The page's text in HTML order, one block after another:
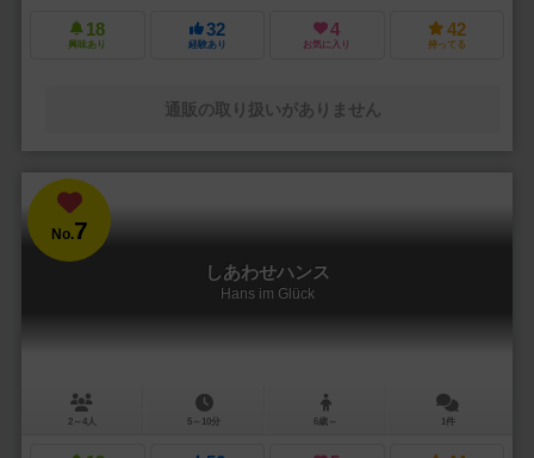
18
興味あり
32
経験あり
4
お気に入り
42
持ってる
通販の取り扱いがありません
No.7
しあわせハンス
Hans im Glück
2～4人 5～10分 6歳～ 1件